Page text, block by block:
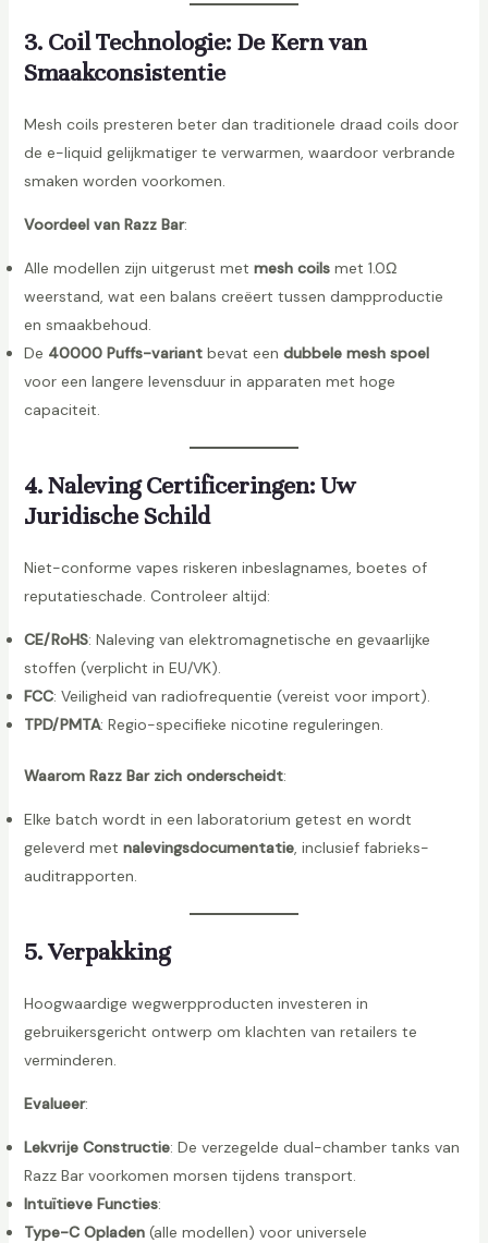
3. Coil Technologie: De Kern van
Smaakconsistentie
Mesh coils presteren beter dan traditionele draad coils door
de e-liquid gelijkmatiger te verwarmen, waardoor verbrande
smaken worden voorkomen.
Voordeel van Razz Bar:
Alle modellen zijn uitgerust met mesh coilsmet 1.0Ω
weerstand, wat een balans creëert tussen dampproductie
en smaakbehoud.
De 40000 Puffs-variantbevat een dubbele mesh spoel
voor een langere levensduur in apparaten met hoge
capaciteit.
4. Naleving Certificeringen: Uw
Juridische Schild
Niet-conforme vapes riskeren inbeslagnames, boetes of
reputatieschade. Controleer altijd:
CE/RoHS: Naleving van elektromagnetische en gevaarlijke
stoffen (verplicht in EU/VK).
FCC: Veiligheid van radiofrequentie (vereist voor import).
TPD/PMTA: Regio-specifieke nicotine reguleringen.
Waarom Razz Bar zich onderscheidt:
Elke batch wordt in een laboratorium getest en wordt
geleverd met nalevingsdocumentatie, inclusief fabrieks-
auditrapporten.
5. Verpakking
Hoogwaardige wegwerpproducten investeren in
gebruikersgericht ontwerp om klachten van retailers te
verminderen.
Evalueer:
Lekvrije Constructie: De verzegelde dual-chamber tanks van
Razz Bar voorkomen morsen tijdens transport.
Intuïtieve Functies:
Type-C Opladen(alle modellen) voor universele